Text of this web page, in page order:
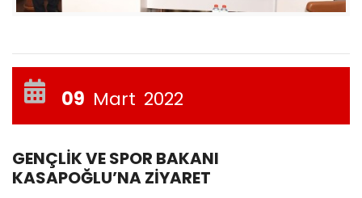
09 Mart 2022
GENÇLİK VE SPOR BAKANI
KASAPOĞLU’NA ZİYARET